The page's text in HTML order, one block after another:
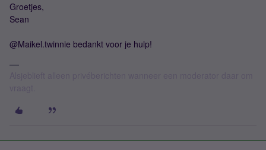
Groetjes,
Sean
@Maikel.twinnie bedankt voor je hulp!